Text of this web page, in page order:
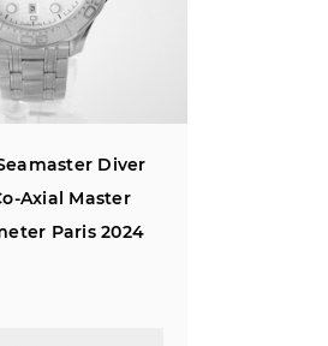
Diver
Axial Master
Paris 2024